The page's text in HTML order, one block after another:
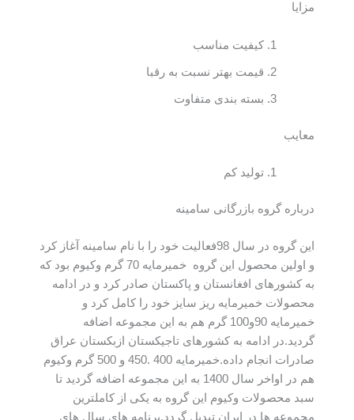
مزایا
کیفیت مناسب
قیمت بهتر نسبت به رقبا
بسته بندی متفاوت
معایب
تولید کم
درباره گروه بازرگانی سامینه
این گروه در سال 98فعالیت خود را با نام سامینه آغاز کرد
و اولین محصول این گروه خمیرمایه 70 گرم وکیوم بود که
به کشورهای افغانستان و پاکستان صادر کرد و در ادامه
محصولات خمیرمایه ریز سایز خود را کامل کرد و
خمیرمایه 90و100 گرم هم به این مجموعه اضافه
گردید.در ادامه به کشورهای تاجیکستان ازبکستان عراق
صادرات انجام داده.خمیرمایه 400 .450 و 500 گرم وکیوم
هم در اواخر سال 1400 به این مجموعه اضافه گردید تا
سبد محصولات وکیوم این گروه به یکی از کاملترین
مجموعه ها در ایران تبدیل گردد.برنامه های سال های